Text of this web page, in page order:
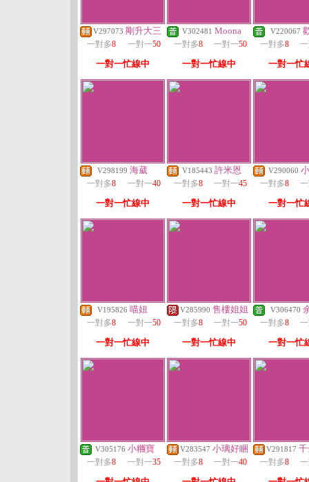
V297073 剛升大三
一對多8 一對一50
一對一忙線中
V302481 Moona
一對多8 一對一50
一對一忙線中
V220067
一對多8
一對一忙
V298199 海葳
一對多8 一對一40
一對一忙線中
V185443 許米恩
一對多8 一對一45
一對一忙線中
V290060
一對多8
一對一忙
V195826 喵妞
一對多8 一對一50
一對一忙線中
V285990 售樓姐姐
一對多8 一對一50
一對一忙線中
V306470
一對多8
一對一忙
V305176 小糰寶
一對多8 一對一35
V283547 小璃好睏
一對多8 一對一40
V291817
一對多8